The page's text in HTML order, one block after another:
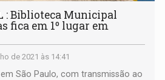
: Biblioteca Municipal
fica em 1º lugar em
de 2021 às 14:41
São Paulo, com transmissão ao